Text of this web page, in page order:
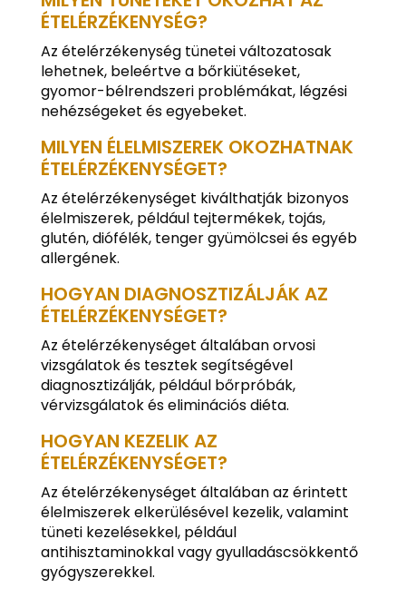
ÉTELÉRZÉKENYSÉG?
Az ételérzékenység tünetei változatosak
lehetnek, beleértve a bőrkiütéseket,
gyomor-bélrendszeri problémákat, légzési
nehézségeket és egyebeket.
MILYEN ÉLELMISZEREK OKOZHATNAK
ÉTELÉRZÉKENYSÉGET?
Az ételérzékenységet kiválthatják bizonyos
élelmiszerek, például tejtermékek, tojás,
glutén, diófélék, tenger gyümölcsei és egyéb
allergének.
HOGYAN DIAGNOSZTIZÁLJÁK AZ
ÉTELÉRZÉKENYSÉGET?
Az ételérzékenységet általában orvosi
vizsgálatok és tesztek segítségével
diagnosztizálják, például bőrpróbák,
vérvizsgálatok és eliminációs diéta.
HOGYAN KEZELIK AZ
ÉTELÉRZÉKENYSÉGET?
Az ételérzékenységet általában az érintett
élelmiszerek elkerülésével kezelik, valamint
tüneti kezelésekkel, például
antihisztaminokkal vagy gyulladáscsökkentő
gyógyszerekkel.